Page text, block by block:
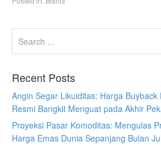
Recent Posts
Angin Segar Likuiditas: Harga
Resmi Bangkit Menguat pada Akhir
Proyeksi Pasar Komoditas: Mengulas
Harga Emas Dunia Sepanjang Bulan